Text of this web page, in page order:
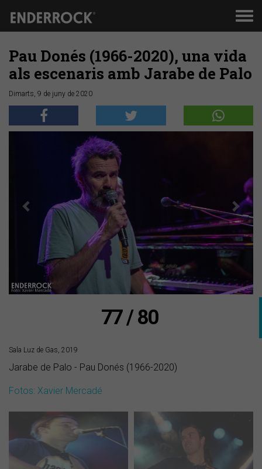
Pau Donés (1966-2020), una vida
als escenaris amb Jarabe de Palo
Dimarts, 9 de juny de 2020
Anterior
77 / 80
Sala Luz de Gas, 2019
Jarabe de Palo - Pau Donés (1966-2020)
Fotos: Xavier Mercadé